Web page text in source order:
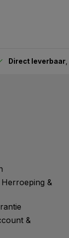
Direct leverbaar
&
&